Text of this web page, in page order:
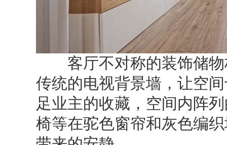
客厅不对称的装饰储物
传统的电视背景墙，让空
足业主的收藏，空间内阵
椅等在驼色窗帘和灰色编